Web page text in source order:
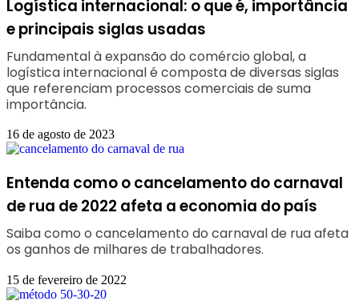
Logística internacional: o que é, importância
e principais siglas usadas
Fundamental à expansão do comércio global, a
logística internacional é composta de diversas siglas
que referenciam processos comerciais de suma
importância.
16 de agosto de 2023
Entenda como o cancelamento do carnaval
de rua de 2022 afeta a economia do país
Saiba como o cancelamento do carnaval de rua afeta
os ganhos de milhares de trabalhadores.
15 de fevereiro de 2022